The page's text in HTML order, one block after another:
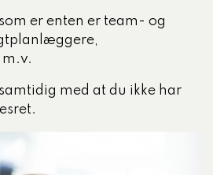
er enten er team- og
med at du ikke har